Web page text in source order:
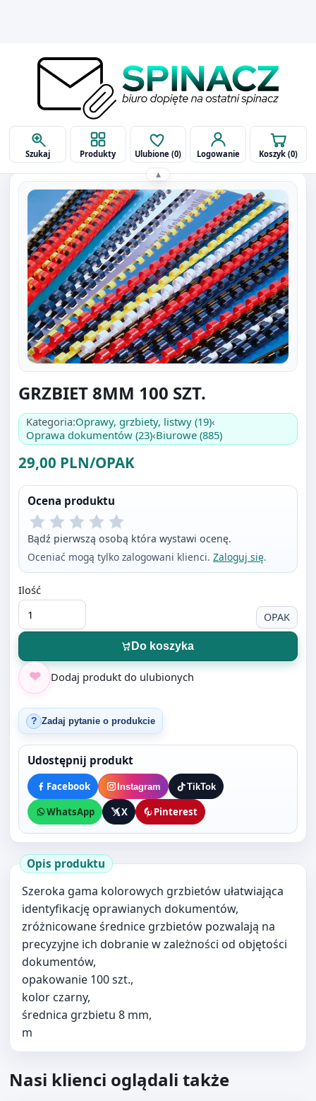
Szukaj Produkty
GRZBIET 8MM 100 SZT.
Kategoria:Oprawy, grzbiety, listwy (19)
Oprawa dokumentów (23)‹Biurowe (885)
29,00 PLN/OPAK
Ocena produktu
Bądź pierwszą osobą która wystawi ocenę.
Oceniać mogą tylko zalogowani klienci.
Ilość
Dodaj produkt do ulubionych
Zadaj pytanie o produkcie
Udostępnij produkt
WhatsApp X Pinterest
Opis produktu
Szeroka gama kolorowych grzbietów ułatwiająca
identyfikację oprawianych dokumentów,
zróżnicowane średnice grzbietów pozwalają na
precyzyjne ich dobranie w zależności od objętości
dokumentów,
opakowanie 100 szt.,
kolor czarny,
średnica grzbietu 8 mm,
m
Nasi klienci oglądali także
Otwórz produkt: LISTWA ZACISKOWA Z OKŁADKĄ 9111
Oprawy, grzbiety, listwy (19)